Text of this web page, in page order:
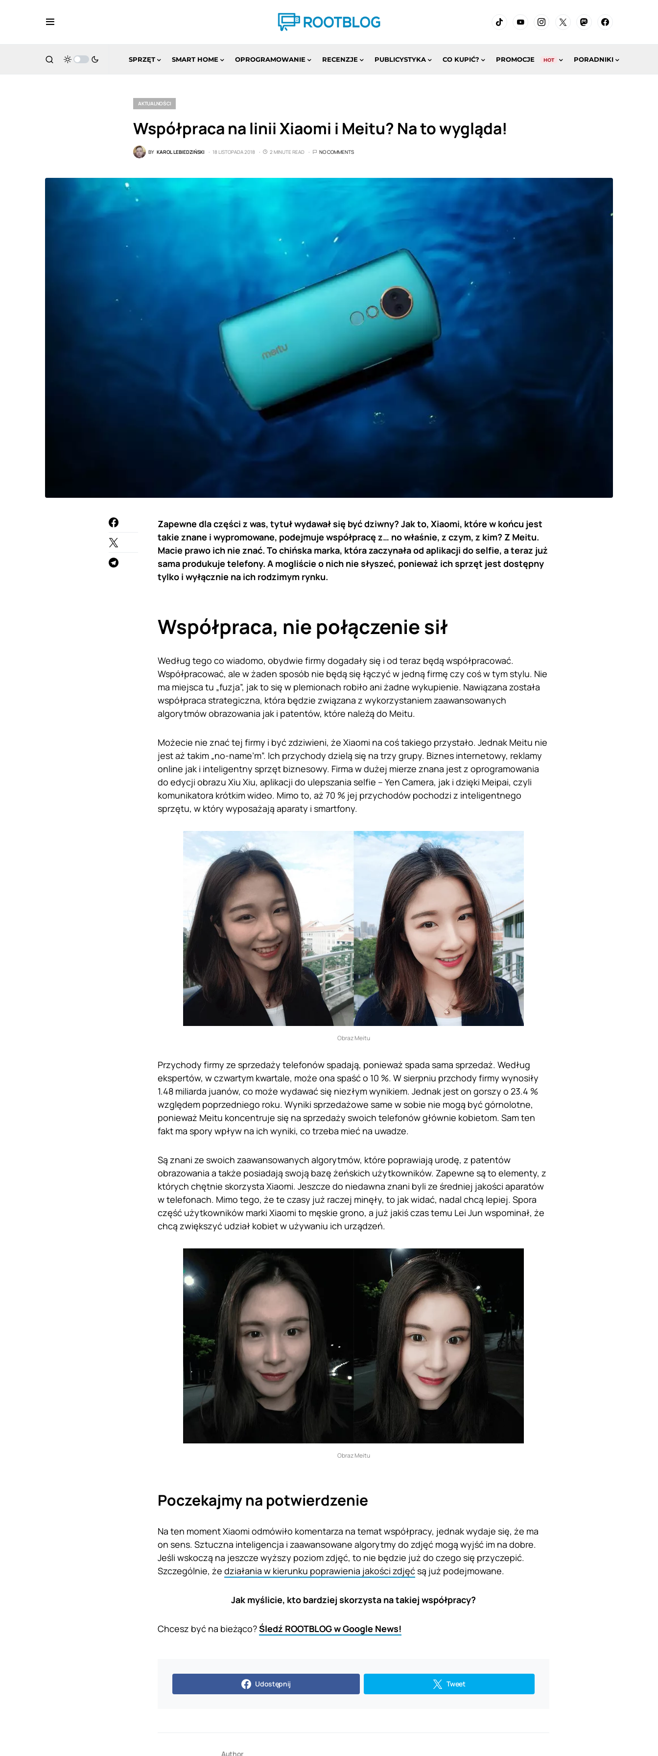
SPRZĘT SMART HOME OPROGRAMOWANIE RECENZJE PUBLICYSTYKA CO KUPIĆ? PROMOCJE HOT PORADNIKI
AKTUALNOŚCI
Współpraca na linii Xiaomi i Meitu? Na to wygląda!
BY KAROL LEBIEDZIŃSKI 18 LISTOPADA 2018 2 MINUTE READ NO COMMENTS
Zapewne dla części z was, tytuł wydawał się być dziwny? Jak to, Xiaomi, które w końcu jest
takie znane i wypromowane, podejmuje współpracę z… no właśnie, z czym, z kim? Z Meitu.
Macie prawo ich nie znać. To chińska marka, która zaczynała od aplikacji do selfie, a teraz już
sama produkuje telefony. A mogliście o nich nie słyszeć, ponieważ ich sprzęt jest dostępny
tylko i wyłącznie na ich rodzimym rynku.
Współpraca, nie połączenie sił
Według tego co wiadomo, obydwie firmy dogadały się i od teraz będą współpracować.
Współpracować, ale w żaden sposób nie będą się łączyć w jedną firmę czy coś w tym stylu. Nie
ma miejsca tu „fuzja”, jak to się w plemionach robiło ani żadne wykupienie. Nawiązana została
współpraca strategiczna, która będzie związana z wykorzystaniem zaawansowanych
algorytmów obrazowania jak i patentów, które należą do Meitu.
Możecie nie znać tej firmy i być zdziwieni, że Xiaomi na coś takiego przystało. Jednak Meitu nie
jest aż takim „no-name’m”. Ich przychody dzielą się na trzy grupy. Biznes internetowy, reklamy
online jak i inteligentny sprzęt biznesowy. Firma w dużej mierze znana jest z oprogramowania
do edycji obrazu Xiu Xiu, aplikacji do ulepszania selfie – Yen Camera, jak i dzięki Meipai, czyli
komunikatora krótkim wideo. Mimo to, aż 70 % jej przychodów pochodzi z inteligentnego
sprzętu, w który wyposażają aparaty i smartfony.
Obraz Meitu
Przychody firmy ze sprzedaży telefonów spadają, ponieważ spada sama sprzedaż. Według
ekspertów, w czwartym kwartale, może ona spaść o 10 %. W sierpniu przchody firmy wynosiły
1.48 miliarda juanów, co może wydawać się niezłym wynikiem. Jednak jest on gorszy o 23.4 %
względem poprzedniego roku. Wyniki sprzedażowe same w sobie nie mogą być górnolotne,
ponieważ Meitu koncentruje się na sprzedaży swoich telefonów głównie kobietom. Sam ten
fakt ma spory wpływ na ich wyniki, co trzeba mieć na uwadze.
Są znani ze swoich zaawansowanych algorytmów, które poprawiają urodę, z patentów
obrazowania a także posiadają swoją bazę żeńskich użytkowników. Zapewne są to elementy, z
których chętnie skorzysta Xiaomi. Jeszcze do niedawna znani byli ze średniej jakości aparatów
w telefonach. Mimo tego, że te czasy już raczej minęły, to jak widać, nadal chcą lepiej. Spora
część użytkowników marki Xiaomi to męskie grono, a już jakiś czas temu Lei Jun wspominał, że
chcą zwiększyć udział kobiet w używaniu ich urządzeń.
Obraz Meitu
Poczekajmy na potwierdzenie
Na ten moment Xiaomi odmówiło komentarza na temat współpracy, jednak wydaje się, że ma
on sens. Sztuczna inteligencja i zaawansowane algorytmy do zdjęć mogą wyjść im na dobre.
Jeśli wskoczą na jeszcze wyższy poziom zdjęć, to nie będzie już do czego się przyczepić.
Szczególnie, że działania w kierunku poprawienia jakości zdjęćsą już podejmowane.
Jak myślicie, kto bardziej skorzysta na takiej współpracy?
Chcesz być na bieżąco?Śledź ROOTBLOG w Google News!
Udostępnij Tweet
Author